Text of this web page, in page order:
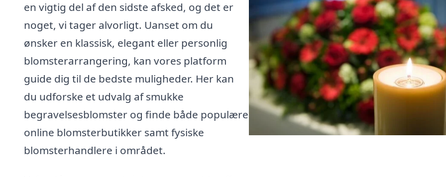
en vigtig del af den sidste afsked, og det er
noget, vi tager alvorligt. Uanset om du
ønsker en klassisk, elegant eller personlig
blomsterarrangering, kan vores platform
guide dig til de bedste muligheder. Her kan
du udforske et udvalg af smukke
begravelsesblomster og finde både populære
online blomsterbutikker samt fysiske
blomsterhandlere i området.